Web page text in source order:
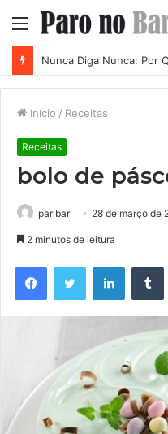
Menu
Início / Receitas
Receitas
bolo de
paribar 28 de março de
2 minutos de leitura
FacebookTwitter Linkedin